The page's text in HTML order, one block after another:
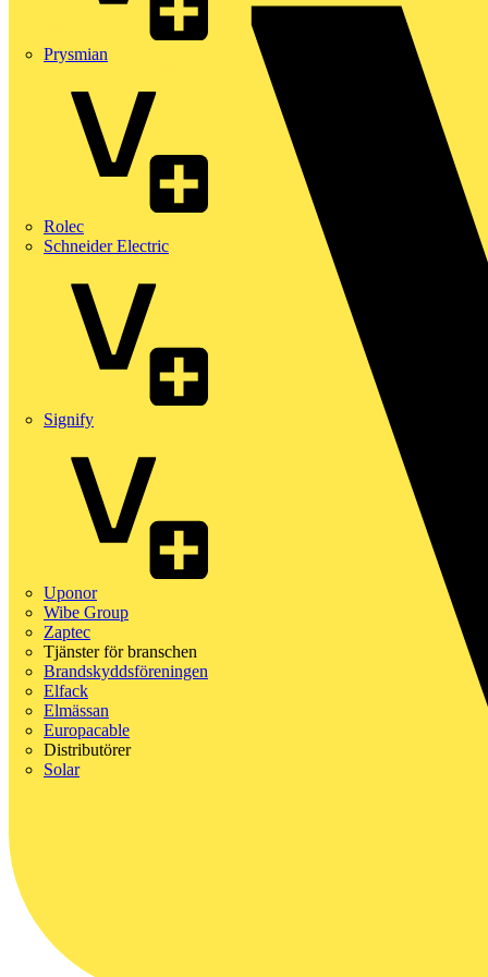
Prysmian
Rolec
Schneider Electric
Signify
Uponor
Wibe Group
Zaptec
Tjänster för branschen
Brandskyddsföreningen
Elfack
Elmässan
Europacable
Distributörer
Solar